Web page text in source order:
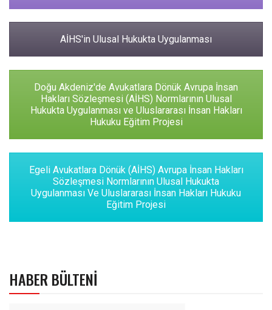
AİHS'in Ulusal Hukukta Uygulanması
Doğu Akdeniz'de Avukatlara Dönük Avrupa İnsan
Hakları Sözleşmesi (AİHS) Normlarının Ulusal
Hukukta Uygulanması ve Uluslararası İnsan Hakları
Hukuku Eğitim Projesi
Egeli Avukatlara Dönük (AİHS) Avrupa İnsan Hakları
Sözleşmesi Normlarının Ulusal Hukukta
Uygulanması Ve Uluslararası İnsan Hakları Hukuku
Eğitim Projesi
HABER BÜLTENI